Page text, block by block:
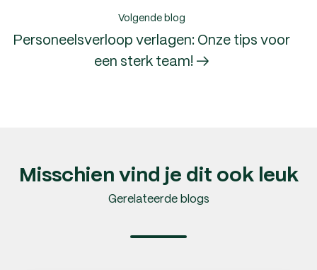
Volgende blog
Personeelsverloop verlagen: Onze tips voor
een sterk team! →
Misschien vind je dit ook leuk
Gerelateerde blogs